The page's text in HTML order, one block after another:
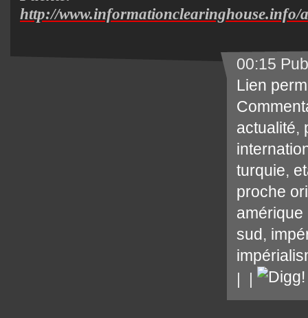
http://www.informationclearinghouse.info/
00:15
Lien
actualité,
turquie,
proche
amérique
sud,
|
|